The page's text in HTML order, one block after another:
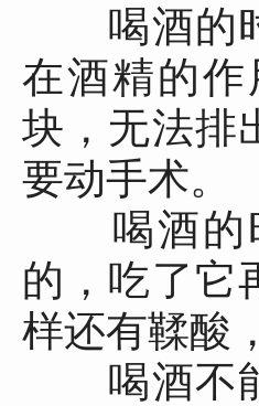
喝酒的时
在酒精的
块，无法排
要动手术。
喝酒的时
的，吃了它
样还有鞣酸
喝酒不能